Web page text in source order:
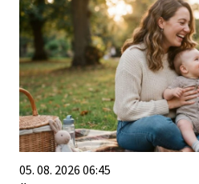
05. 08. 2026 06:45